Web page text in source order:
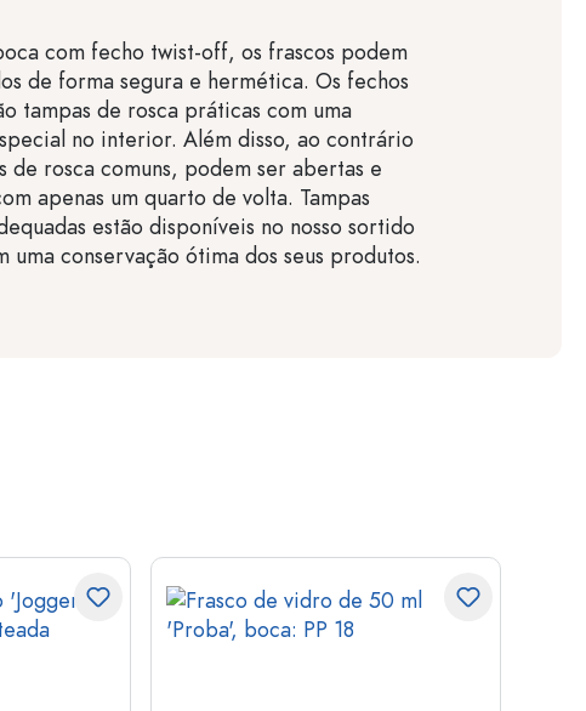
com fecho twist-off, os frascos podem
de forma segura e hermética. Os fechos
tampas de rosca práticas com uma
no interior. Além disso, ao contrário
de rosca comuns, podem ser abertas e
apenas um quarto de volta. Tampas
estão disponíveis no nosso sortido
uma conservação ótima dos seus produtos.